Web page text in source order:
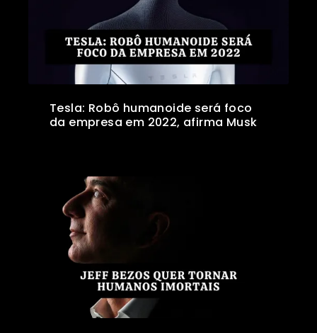
Tesla: Robô humanoide será foco
da empresa em 2022, afirma Musk